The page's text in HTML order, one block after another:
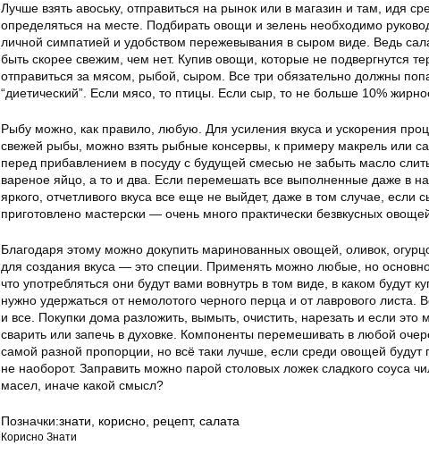
Лучше взять авоську, отправиться на рынок или в магазин и там, идя
определяться на месте. Подбирать овощи и зелень необходимо
личной симпатией и удобством пережевывания в сыром виде. Ведь
быть скорее свежим, чем нет. Купив овощи, которые не подвергнутся
отправиться за мясом, рыбой, сыром. Все три обязательно должны
“диетический”. Если мясо, то птицы. Если сыр, то не больше 10%
Рыбу можно, как правило, любую. Для усиления вкуса и ускорения
свежей рыбы, можно взять рыбные консервы, к примеру макрель или
перед прибавлением в посуду с будущей смесью не забыть масло
вареное яйцо, а то и два. Если перемешать все выполненные даже в
яркого, отчетливого вкуса все еще не выйдет, даже в том случае, если
приготовлено мастерски — очень много практически безвкусных
Благодаря этому можно докупить маринованных овощей, оливок,
для создания вкуса — это специи. Применять можно любые, но
что употребляться они будут вами вовнутрь в том виде, в каком будут
нужно удержаться от немолотого черного перца и от лаврового листа.
и все. Покупки дома разложить, вымыть, очистить, нарезать и если это
сварить или запечь в духовке. Компоненты перемешивать в любой
самой разной пропорции, но всё таки лучше, если среди овощей будут
не наоборот. Заправить можно парой столовых ложек сладкого соуса
масел, иначе какой смысл?
Позначки:знати корисно рецепт, салата
Корисно Знати